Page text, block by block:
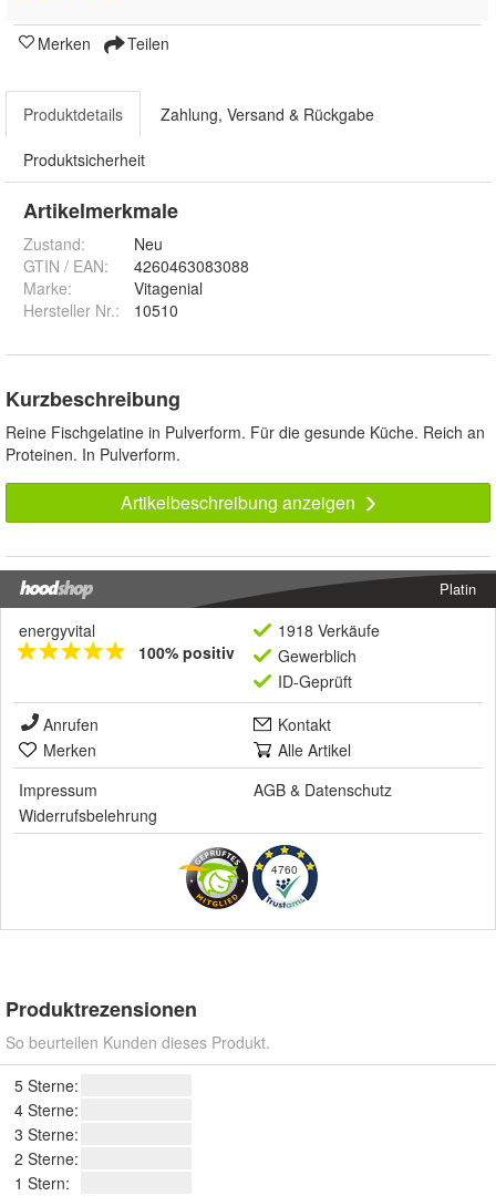
Merken Teilen
Produktdetails Zahlung, Versand & Rückgabe
Produktsicherheit
Artikelmerkmale
Zustand:
Neu
GTIN / EAN:
4260463083088
Marke:
Vitagenial
Hersteller Nr.:
10510
Kurzbeschreibung
Reine Fischgelatine in Pulverform. Für die gesunde Küche. Reich an
Proteinen. In Pulverform.
Artikelbeschreibung anzeigen
Platin
energyvital
100% positiv
1918 Verkäufe
Gewerblich
ID-Geprüft
Anrufen
Kontakt
Merken
Alle Artikel
Impressum
AGB & Datenschutz
Widerrufsbelehrung
4760
Produktrezensionen
So beurteilen Kunden dieses Produkt.
5 Sterne:
4 Sterne:
3 Sterne:
2 Sterne:
1 Stern: